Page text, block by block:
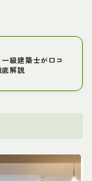
級建築士が口コ
解説